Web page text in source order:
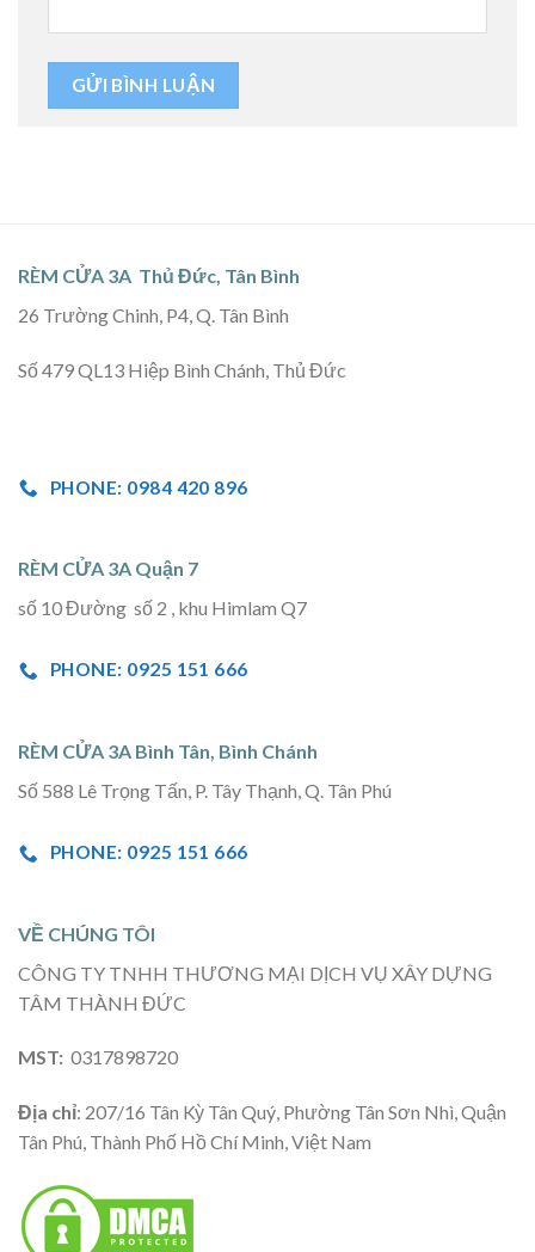
RÈM CỬA 3A Thủ Đức, Tân Bình
26 Trường Chinh, P4, Q. Tân Bình
Số 479 QL13 Hiệp Bình Chánh, Thủ Đức
PHONE: 0984 420 896
RÈM CỬA 3A Quận 7
số 10 Đường số 2 , khu Himlam Q7
PHONE: 0925 151 666
RÈM CỬA 3A Bình Tân, Bình Chánh
Số 588 Lê Trọng Tấn, P. Tây Thạnh, Q. Tân Phú
PHONE: 0925 151 666
VỀ CHÚNG TÔI
CÔNG TY TNHH THƯƠNG MẠI DỊCH VỤ XÂY DỰNG
TÂM THÀNH ĐỨC
MST: 0317898720
Địa chỉ: 207/16 Tân Kỳ Tân Quý, Phường Tân Sơn Nhì, Quận
Tân Phú, Thành Phố Hồ Chí Minh, Việt Nam